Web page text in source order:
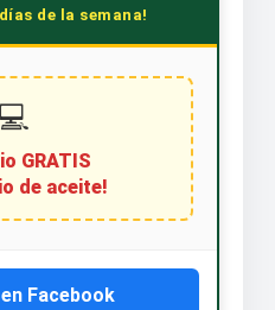
de la semana!
💻
GRATIS
de aceite!
Facebook